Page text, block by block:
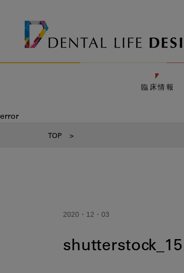
臨床情報
error
TOP >
2020・12・03